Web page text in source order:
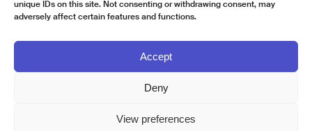
unique IDs on this site. Not consenting or withdrawing consent, may
adversely affect certain features and functions.
Accept
Deny
View preferences